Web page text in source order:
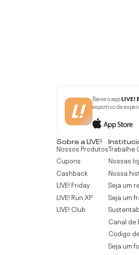
Baixe o appLIVE!
esportivo de
Sobre a LIVE!
Nossos Produtos
Cupons
Cashback
LIVE! Friday
LIVE! Run XP
LIVE! Club
Trabalhe
Nossas
Nossa
Seja um
Seja um
Canal de
Código
Seja um